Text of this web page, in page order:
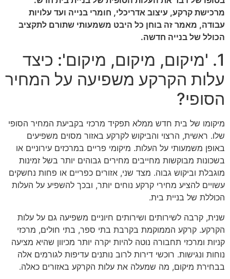
מרכישת קרקע, עיצוב אדריכלי, חומרי בנייה ועד עלויות
עבודה, מאמר זה בוחן כל היבט משמעותי שתורם לתקציב
הכולל של בנייה חדשה.
1. 'מיקום, מיקום, מיקום': כיצד
עלות הקרקע משפיעה על המחיר
הסופי?
מיקומו של בית חדש ממלא תפקיד מרכזי בקביעת המחיר הסופי
שלו. ראשית, הרצוי והביקוש לקרקע באזור מסוים משפיעים
באופן משמעותי על העלות. מיקומי פריים במרכזים עירוניים או
בשכונות מבוקשות מחייבים מחירים גבוהים יותר בשל זמינות
מוגבלת וביקוש גבוה. מצד שני, אזורים כפריים או פחות נחשקים
עשויים להציע מחירי קרקע נוחים יותר, ובכך להשפיע על העלות
הכוללת של בניית בית.
שנית, קרבה לשירותים ושירותים חיוניים משפיעה גם על עלות
הקרקע. קרקע הממוקמת בקרבת בתי ספר, בתי חולים, מרכזי
קניות ומרכזי תחבורה נוטה להיות יקרה יותר מכיוון שהיא מציעה
נוחות ונגישות. רוכשי דירות לרוב נותנים עדיפות לגורמים אלה
בבחירת מיקום, מה שמעלה את עלות הקרקע באזורים כאלה.